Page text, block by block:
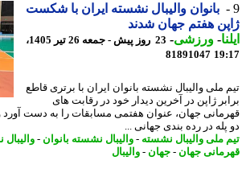
بانوان والیبال نشسته ایران با شکست
هفتم جهان شدند
-ورزشی-
23 روز پیش - جمعه 26 تیر 1405،
81891047
ملی والیبال نشسته بانوان ایران با برتری قاطع
ژاپن در آخرین دیدار خود در رقابت های
جهان، عنوان هفتمی مسابقات را به دست آورد و
در رده بندی جهانی ...
ملی والیبال نشسته-والیبال نشسته بانوان- والیبال
جهان-جهان-والیبال